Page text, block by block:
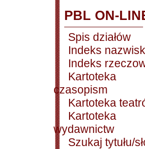
PBL ON-
Spis działów
Indeks nazwisk
Indeks
Kartoteka
czasopism
Kartoteka
Kartoteka
wydawnictw
Szukaj tytułu/